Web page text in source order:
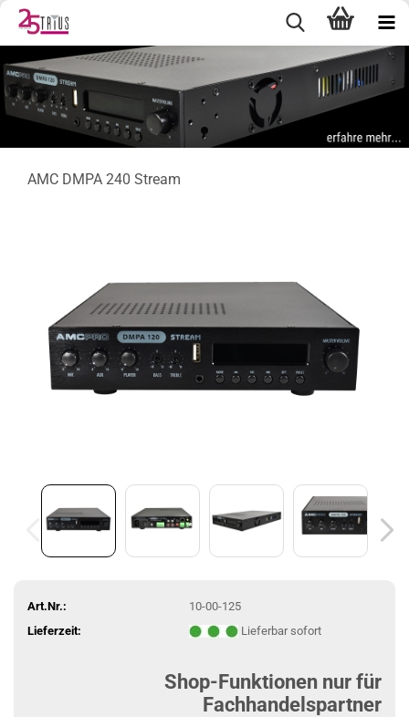
AMC DMPA 240 Stream
Art.Nr.:
10-00-125
Lieferzeit:
Lieferbar sofort
Shop-Funktionen nur für
Fachhandelspartner